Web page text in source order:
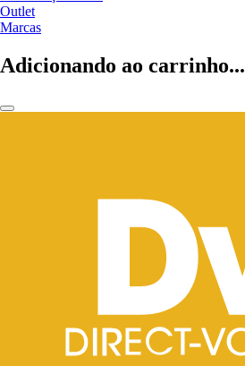
Outlet
Marcas
Adicionando ao carrinho...